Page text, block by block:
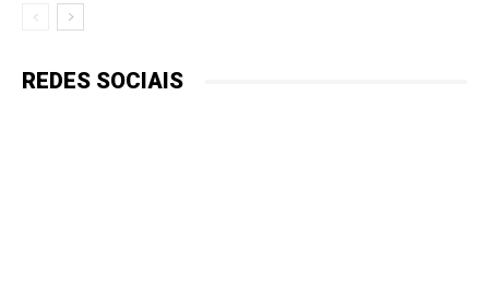
REDES SOCIAIS